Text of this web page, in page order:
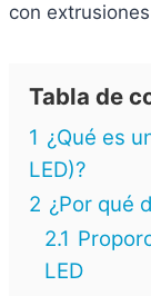
con
Tabla de
1 ¿Qué es
LED)?
2 ¿Por qué
2.1
LED